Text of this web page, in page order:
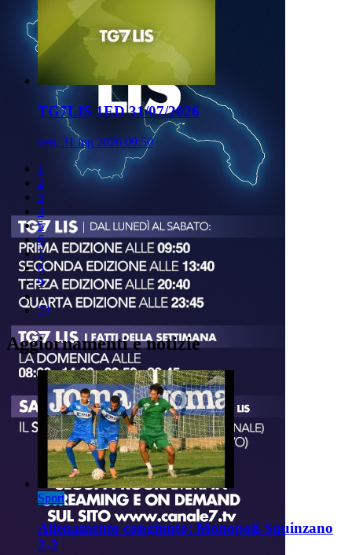
TG7LIS 1ED 31/07/2026
ven, 31 lug 2026 09:50
1
2
3
4
5
6
7
8
9
..
23
Aggiornamenti e notizie
Sport
Allenamento congiunto: Monopoli-Squinzano
2-2